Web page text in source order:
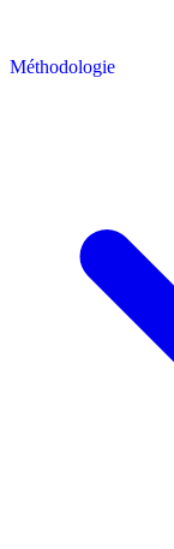
Méthodologie